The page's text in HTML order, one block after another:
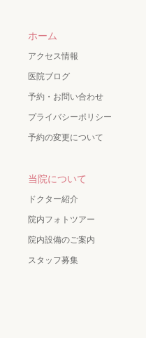
ホーム
アクセス情報
医院ブログ
予約・お問い合わせ
プライバシーポリシー
予約の変更について
当院について
ドクター紹介
院内フォトツアー
院内設備のご案内
スタッフ募集